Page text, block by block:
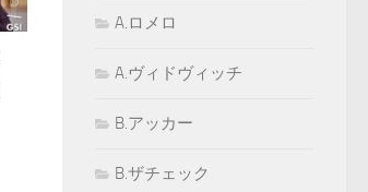
A.ロメロ
A.ヴィドヴィッチ
B.アッカー
B.ザチェック